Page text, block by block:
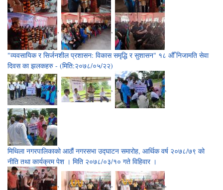
, ,
"व्यवसायिक र सिर्जनशील प्रशासन: विकास समृद्धि र सुशासन" १८ औँ निजामति सेवा
दिवस का झलकहरु - (मिति:२०७८/०५/२२)
, , ,
मिथिला नगरपालिकाको आठौं नगरसभा उद्घाटन समारोह, आर्थिक वर्ष २०७८/७९ को
नीति तथा कार्यक्रम पेश । मिति २०७८/०३/१० गते विहिवार ।
, , ,